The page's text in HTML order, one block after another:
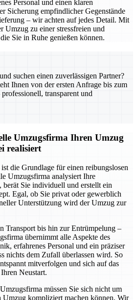
Personal und einen klaren
Sicherung empfindlicher Gegenstände
– wir achten auf jedes Detail. Mit
Umzug zu einer stressfreien und
Sie in Ruhe genießen können.
suchen einen zuverlässigen Partner?
Ihnen von der ersten Anfrage bis zum
transparent und
Umzugsfirma Ihren Umzug
realisiert
die Grundlage für einen reibungslosen
Umzugsfirma analysiert Ihre
berät Sie individuell und erstellt ein
Egal, ob Sie privat oder gewerblich
Unterstützung wird der Umzug zur
Transport bis hin zur Entrümpelung –
übernimmt alle Aspekte des
erfahrenes Personal und ein präziser
nichts dem Zufall überlassen wird. So
mitverfolgen und sich auf das
Neustart.
müssen Sie sich nicht um
Umzug kompliziert machen können. Wir